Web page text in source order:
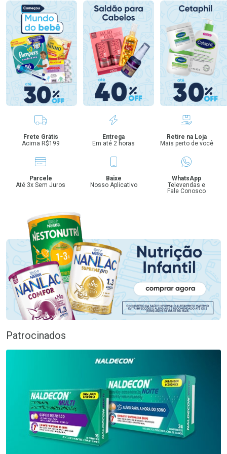
Benefícios
Frete Grátis
Acima R$199
Entrega
Em até 2 horas
Retire na Loja
Mais perto de você
Parcele
Até 3x Sem Juros
Baixe
Nosso Aplicativo
WhatsApp
Televendas e
Fale Conosco
Patrocinados